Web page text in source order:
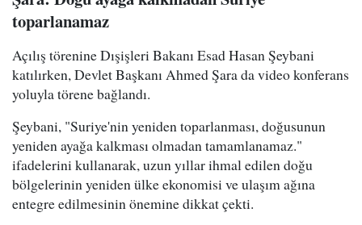
toparlanamaz
Açılış törenine Dışişleri Bakanı Esad Hasan Şeybani
katılırken, Devlet Başkanı Ahmed Şara da video konferans
yoluyla törene bağlandı.
Şeybani, "Suriye'nin yeniden toparlanması, doğusunun
yeniden ayağa kalkması olmadan tamamlanamaz."
ifadelerini kullanarak, uzun yıllar ihmal edilen doğu
bölgelerinin yeniden ülke ekonomisi ve ulaşım ağına
entegre edilmesinin önemine dikkat çekti.